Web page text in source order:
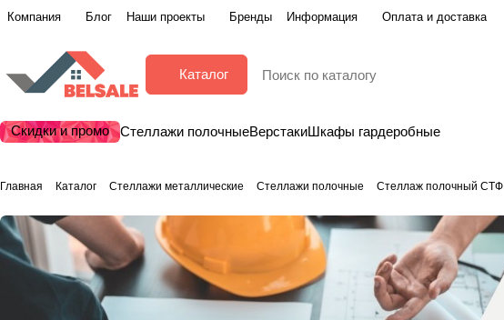
Компания Блог Наши проекты Бренды Информация Оплата и доставка
Каталог
Скидки и промо Стеллажи полочныеВерстакиШкафы гардеробные
Главная Каталог Стеллажи металлические Стеллажи полочные Стеллаж полочный СТФ